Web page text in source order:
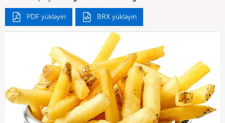
PDF yükləyin BRX yükləyin